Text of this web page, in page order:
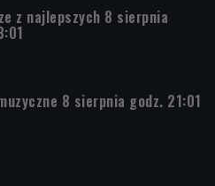
z najlepszych 8 sierpnia
8 sierpnia godz. 21:01